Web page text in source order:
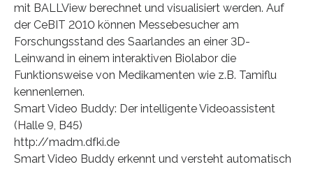
mit BALLView berechnet und visualisiert werden. Auf
der CeBIT 2010 können Messebesucher am
Forschungsstand des Saarlandes an einer 3D-
Leinwand in einem interaktiven Biolabor die
Funktionsweise von Medikamenten wie z.B. Tamiflu
kennenlernen.
Smart Video Buddy: Der intelligente Videoassistent
(Halle 9, B45)
http://madm.dfki.de
Smart Video Buddy erkennt und versteht automatisch